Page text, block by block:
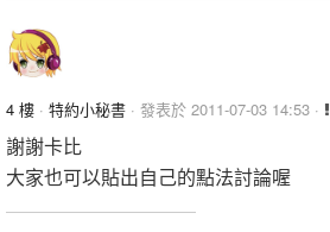
4 樓 · 特約小秘書 · 發表於 2011-07-03 14:53 ·
謝謝卡比
大家也可以貼出自己的點法討論喔